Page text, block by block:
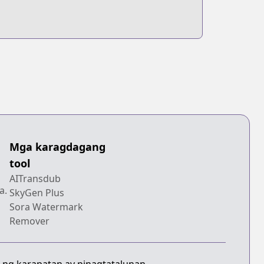
Mga karagdagang
tool
AITransdub
SkyGen Plus
Sora Watermark
Remover